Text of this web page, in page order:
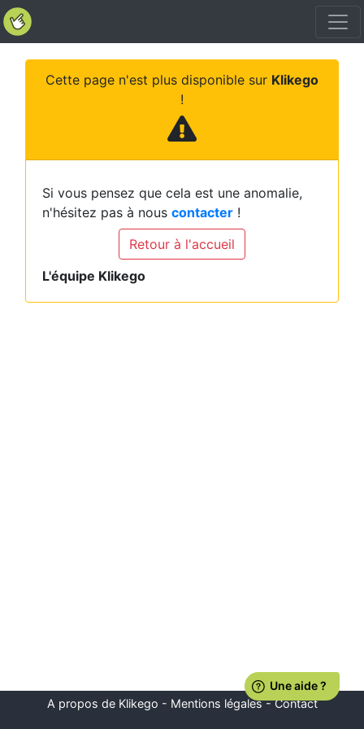
Cette page n'est plus disponible sur Klikego
!
Si vous pensez que cela est une anomalie,
n'hésitez pas à nous contacter !
Retour à l'accueil
L'équipe Klikego
A propos de Klikego - Mentions légales-Contact